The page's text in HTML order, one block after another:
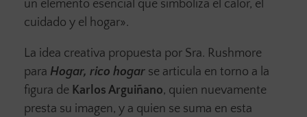
un elemento esencial que simboliza el calor, el
cuidado y el hogar».
La idea creativa propuesta por Sra. Rushmore
para Hogar, rico hogar se articula en torno a la
figura de Karlos Arguiñano, quien nuevamente
presta su imagen, y a quien se suma en esta